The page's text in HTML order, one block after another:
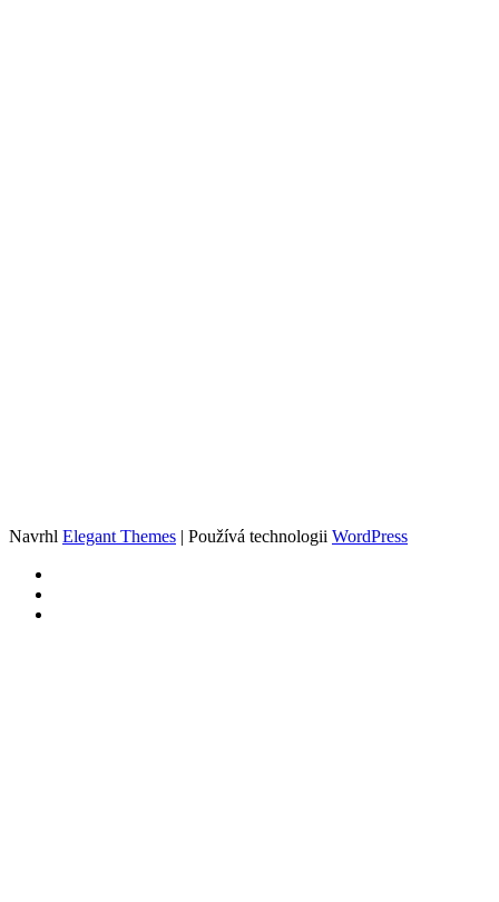
Navrhl Elegant Themes | Používá technologii WordPress